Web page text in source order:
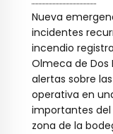
Nueva
incidentes
incendio
Olmeca de Dos
alertas sobre
operativa en
importantes del
zona de la